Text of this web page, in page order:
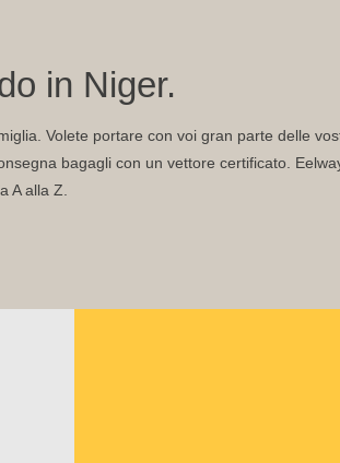
in Niger.
Volete portare con voi gran parte delle
bagagli con un vettore certificato.
A alla Z.